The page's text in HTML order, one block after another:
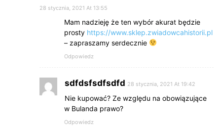
28 stycznia, 2021 At 13:55
Mam nadzieję że ten wybór akurat będzie
prosty https://www.sklep.zwiadowcahistorii.pl
– zapraszamy serdecznie
Odpowiedz
sdfdsfsdfsdfd 28 stycznia, 2021 At 19:42
Nie kupować? Ze względu na obowiązujące
w Bulanda prawo?
Odpowiedz